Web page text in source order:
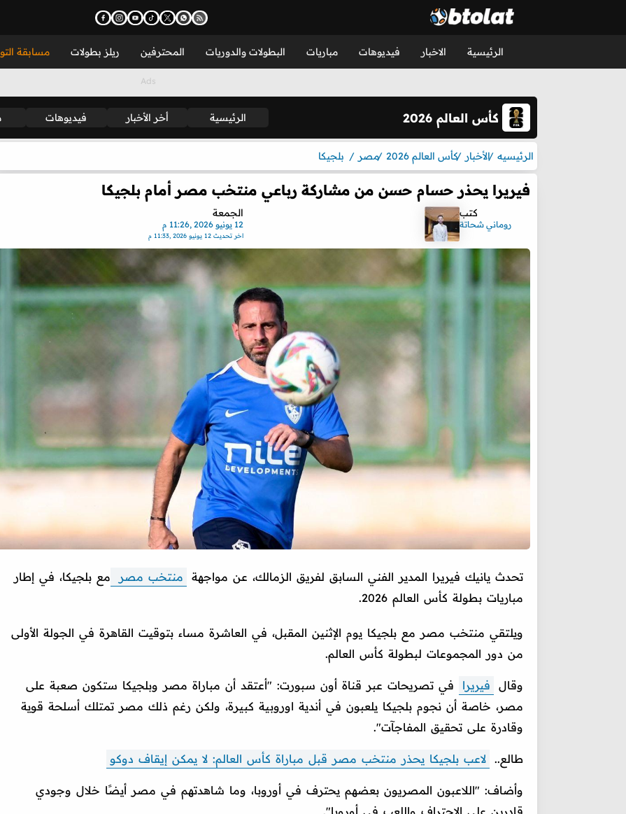
الرئيسية الاخبار فيديوهات مباريات البطولات والدوريات المحترفين ريلز بطولات مسابقة
كأس العالم 2026 الرئيسية أخر الأخبار فيديوهات
الرئيسيه الأخبار كأس العالم 2026 مصر بلجيكا
فيريرا يحذر حسام حسن من مشاركة رباعي منتخب مصر أمام بلجيكا
كتب
روماني شحاتة
الجمعة
12 يونيو 2026 ,11:26 م
اخر تحديث 12 يونيو 2026 ,11:33 م
تحدث يانيك فيريرا المدير الفني السابق لفريق الزمالك، عن مواجهة منتخب مصر
مع بلجيكا، في إطار
مباريات بطولة كأس العالم 2026.
ويلتقي منتخب مصر مع بلجيكا يوم الإثنين المقبل، في العاشرة مساء بتوقيت القاهرة في الجولة الأولى
من دور المجموعات لبطولة كأس العالم.
وقال فيريرا
في تصريحات عبر قناة أون سبورت: "أعتقد أن مباراة مصر وبلجيكا ستكون صعبة على
مصر، خاصة أن نجوم بلجيكا يلعبون في أندية اوروبية كبيرة، ولكن رغم ذلك مصر تمتلك أسلحة قوية
وقادرة على تحقيق المفاجآت".
طالع.. لاعب بلجيكا يحذر منتخب مصر قبل مباراة كأس العالم: لا يمكن إيقاف دوكو
وأضاف: "اللاعبون المصريون بعضهم يحترف في أوروبا، وما شاهدتهم في مصر أيضًا خلال وجودي